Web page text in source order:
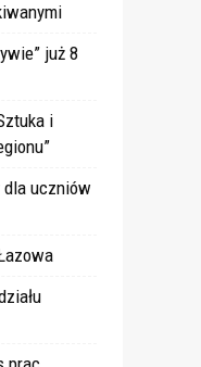
już 8
i
dla uczniów